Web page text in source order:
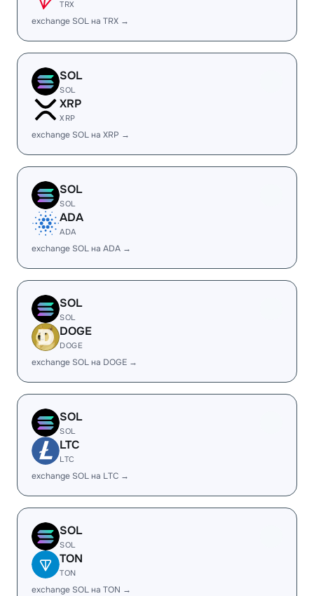
TRX
exchange SOL на TRX →
SOL
SOL
XRP
XRP
exchange SOL на XRP →
SOL
SOL
ADA
ADA
exchange SOL на ADA →
SOL
SOL
DOGE
DOGE
exchange SOL на DOGE →
SOL
SOL
LTC
LTC
exchange SOL на LTC →
SOL
SOL
TON
TON
exchange SOL на TON →